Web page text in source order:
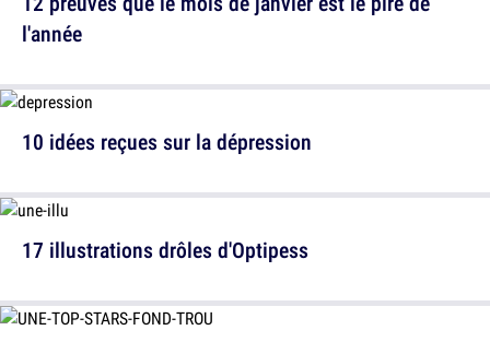
10 idées reçues sur la dépression
l'année
17 illustrations drôles d'Optipess